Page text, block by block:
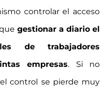
controlar el acceso
gestionar a diario el
de trabajadores
empresas. Si no
control se pierde muy